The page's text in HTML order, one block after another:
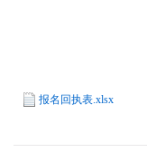
报名回执表.xlsx